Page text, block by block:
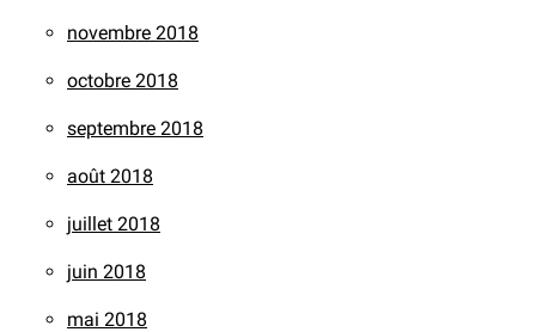
novembre 2018
octobre 2018
septembre 2018
août 2018
juillet 2018
juin 2018
mai 2018